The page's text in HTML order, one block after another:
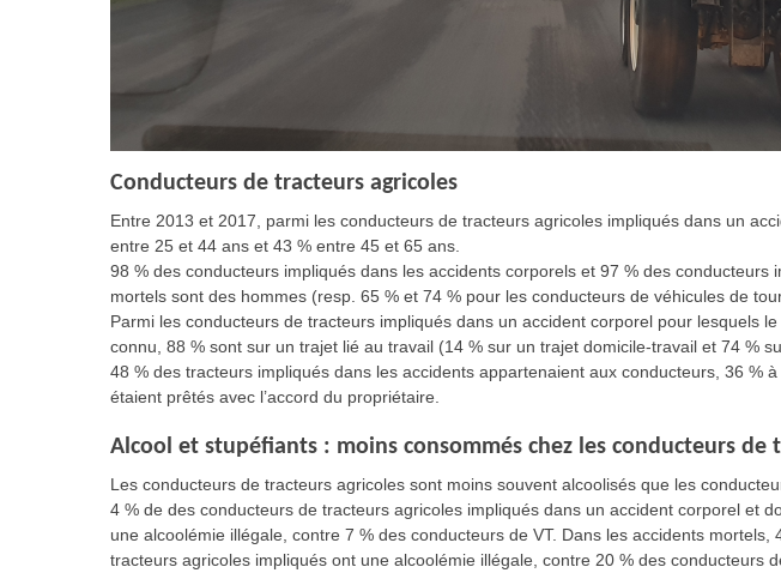
Conducteurs de tracteurs agricoles
Entre 2013 et 2017, parmi les conducteurs de tracteurs agricoles impliqués dans un
entre 25 et 44 ans et 43 % entre 45 et 65 ans.
98 % des conducteurs impliqués dans les accidents corporels et 97 % des conducteurs
mortels sont des hommes (resp. 65 % et 74 % pour les conducteurs de véhicules de
Parmi les conducteurs de tracteurs impliqués dans un accident corporel pour lesquels
connu, 88 % sont sur un trajet lié au travail (14 % sur un trajet domicile-travail et 74 %
48 % des tracteurs impliqués dans les accidents appartenaient aux conducteurs, 36 %
étaient prêtés avec l’accord du propriétaire.
Alcool et stupéfiants : moins consommés chez les conducteurs de
Les conducteurs de tracteurs agricoles sont moins souvent alcoolisés que les
4 % de des conducteurs de tracteurs agricoles impliqués dans un accident corporel et
une alcoolémie illégale, contre 7 % des conducteurs de VT. Dans les accidents mortels,
tracteurs agricoles impliqués ont une alcoolémie illégale, contre 20 % des conducteurs